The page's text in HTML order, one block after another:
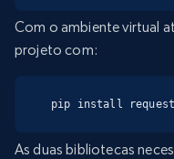
Com o ambiente virtual
projeto com:
pip install
As duas bibliotecas